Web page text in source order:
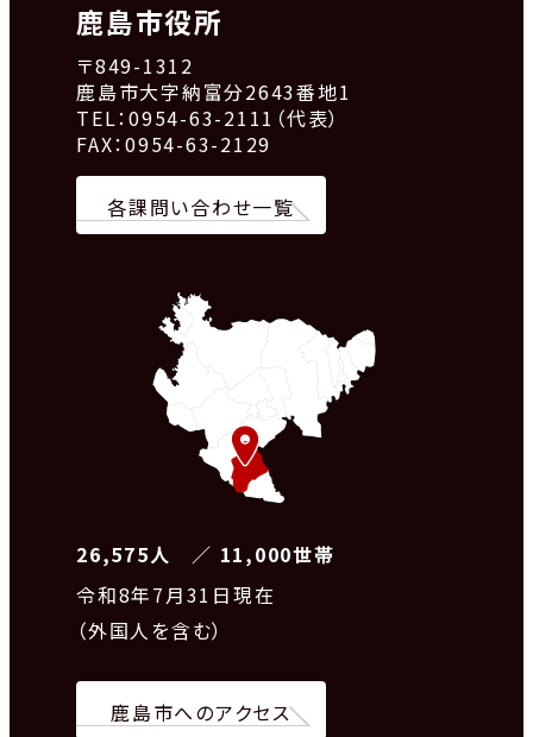
鹿島市役所
〒849-1312
鹿島市大字納富分2643番地1
TEL：0954-63-2111（代表）
FAX：0954-63-2129
各課問い合わせ一覧
26,575人 ／ 11,000世帯
令和8年7月31日現在
（外国人を含む）
鹿島市へのアクセス